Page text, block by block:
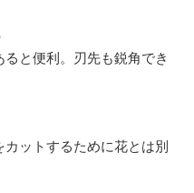
と便利。刃先も鋭角でき
ットするために花とは別